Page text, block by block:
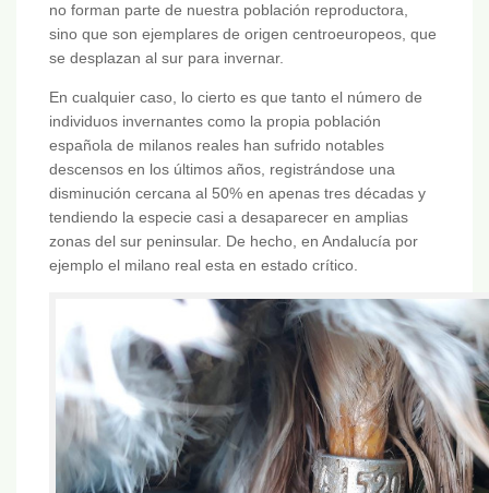
no forman parte de nuestra población reproductora,
sino que son ejemplares de origen centroeuropeos, que
se desplazan al sur para invernar.
En cualquier caso, lo cierto es que tanto el número de
individuos invernantes como la propia población
española de milanos reales han sufrido notables
descensos en los últimos años, registrándose una
disminución cercana al 50% en apenas tres décadas y
tendiendo la especie casi a desaparecer en amplias
zonas del sur peninsular. De hecho, en Andalucía por
ejemplo el milano real esta en estado crítico.